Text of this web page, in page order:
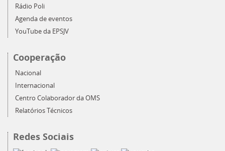
Rádio Poli
Agenda de eventos
YouTube da EPSJV
Cooperação
Nacional
Internacional
Centro Colaborador da OMS
Relatórios Técnicos
Redes Sociais